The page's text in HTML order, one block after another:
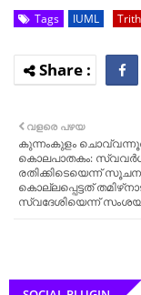
Tags IUML
വളരെ പഴയ
കുന്നംകുളം
കൊലപാതകം:
രതിക്കിടെയെന്ന്
കൊല്ലപ്പെട്ടത്
സ്വദേശിയെന്ന്